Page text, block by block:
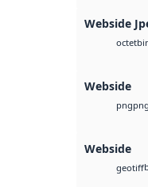
Webside
octet
Webside
png
Webside
geotiff